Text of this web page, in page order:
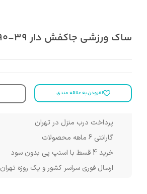
ساک ورزشی جاکفش دار mr90-39
افزودن به علاقه مندی
پرداخت درب منزل در تهران
گارانتی 6 ماهه محصولات
خرید 4 قسط با اسنپ پی بدون سود
ارسال فوری سراسر کشور و یک روزه تهران